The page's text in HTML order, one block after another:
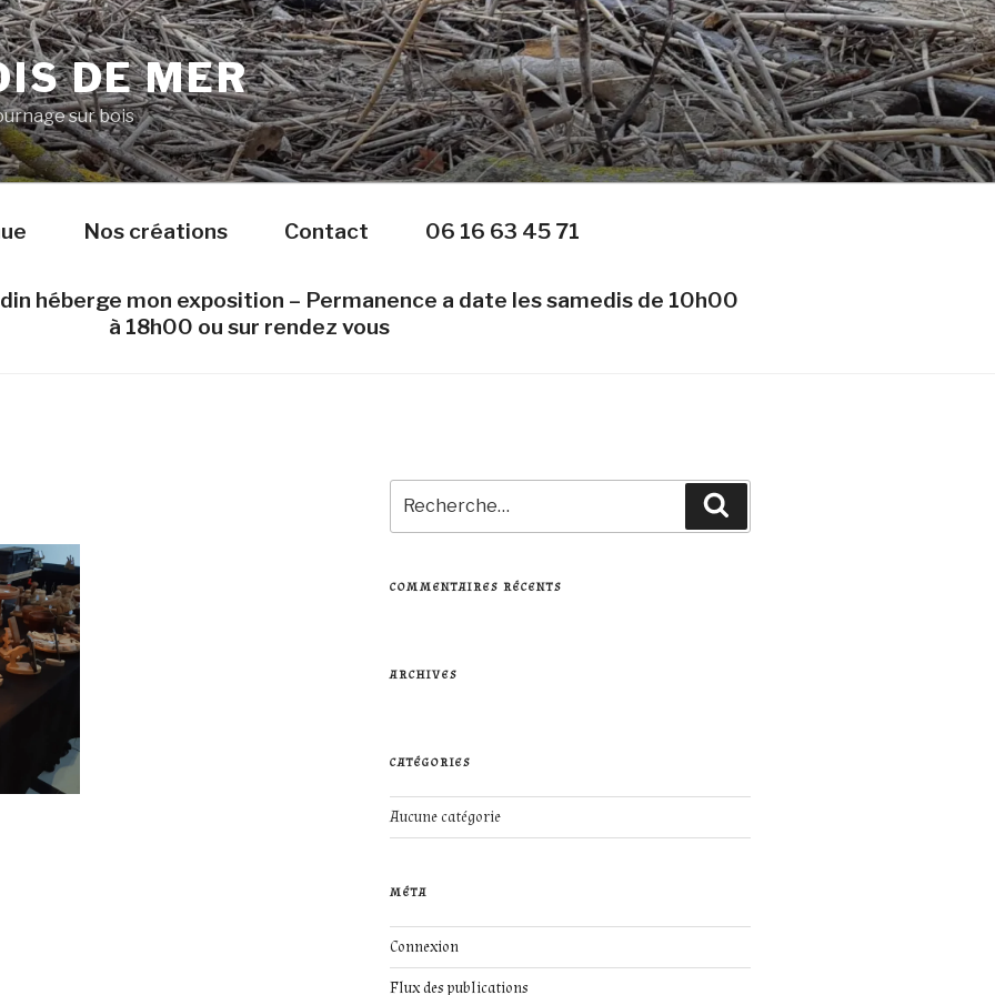
DE MER
sur bois
Nos créations Contact 06 16 63 45 71
héberge mon exposition – Permanence a date les samedis de 10h00
à 18h00 ou sur rendez vous
pour
:
COMMENTAIRES RÉCENTS
ARCHIVES
CATÉGORIES
Aucune catégorie
MÉTA
Connexion
Flux des publications